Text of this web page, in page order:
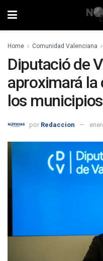
Home Comunidad Valenciana
Diputació de
aproximará
los municipios
por Redaccion